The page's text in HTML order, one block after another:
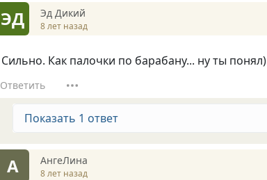
ЭД Эд Дикий
8 лет назад
Сильно. Как палочки по барабану... ну ты понял)
Ответить
Показать 1 ответ
A AнгeЛинa
8 лет назад